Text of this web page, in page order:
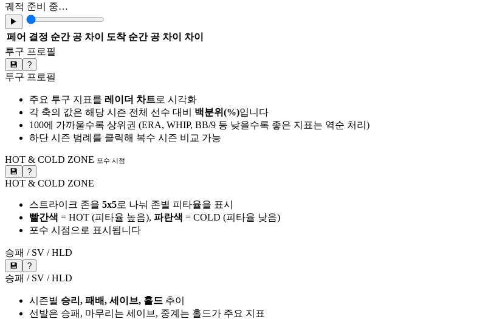
궤적 준비 중…
▶
페어 결정 순간 공 차이 도착 순간 공 차이
차이
투구 프로필
💾 ?
투구 프로필
주요 투구 지표를 레이더 차트로 시각화
각 축의 값은 해당 시즌 전체 선수 대비 백분위(%)입니다
100에 가까울수록 상위권 (ERA, WHIP, BB/9 등 낮을수록 좋은 지표는 역순 처리)
하단 시즌 범례를 클릭해 복수 시즌 비교 가능
HOT & COLD ZONE 포수 시점
💾 ?
HOT & COLD ZONE
스트라이크 존을 5x5로 나눠 존별 피타율을 표시
빨간색 = HOT (피타율 높음), 파란색 = COLD (피타율 낮음)
포수 시점으로 표시됩니다
승패 / SV / HLD
💾 ?
승패 / SV / HLD
시즌별 승리, 패배, 세이브, 홀드 추이
선발은 승패, 마무리는 세이브, 중계는 홀드가 주요 지표